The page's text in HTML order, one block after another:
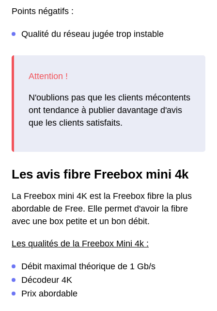
Points négatifs :
Qualité du réseau jugée trop instable
N'oublions pas que les clients mécontents
ont tendance à publier davantage d'avis
que les clients satisfaits.
Les avis fibre Freebox mini 4k
La Freebox mini 4K est la Freebox fibre la plus
abordable de Free. Elle permet d'avoir la fibre
avec une box petite et un bon débit.
Les qualités de la Freebox Mini 4k :
Débit maximal théorique de 1 Gb/s
Décodeur 4K
Prix abordable